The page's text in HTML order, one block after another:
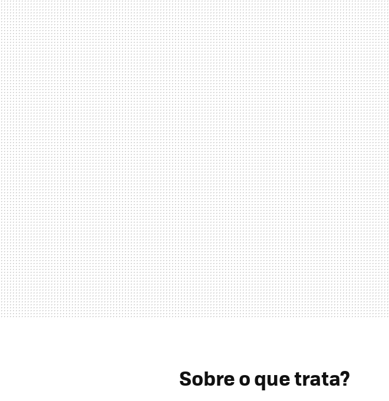
Sobre o que trata?